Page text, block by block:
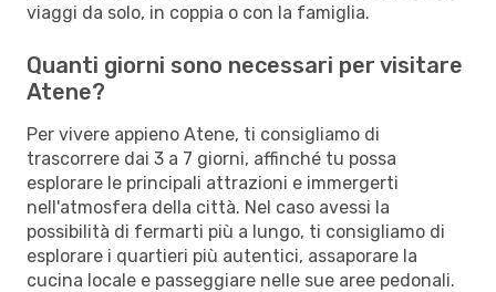
viaggi da solo, in coppia o con la famiglia.
Quanti giorni sono necessari per visitare
Atene?
Per vivere appieno Atene, ti consigliamo di
trascorrere dai 3 a 7 giorni, affinché tu possa
esplorare le principali attrazioni e immergerti
nell'atmosfera della città. Nel caso avessi la
possibilità di fermarti più a lungo, ti consigliamo di
esplorare i quartieri più autentici, assaporare la
cucina locale e passeggiare nelle sue aree pedonali.